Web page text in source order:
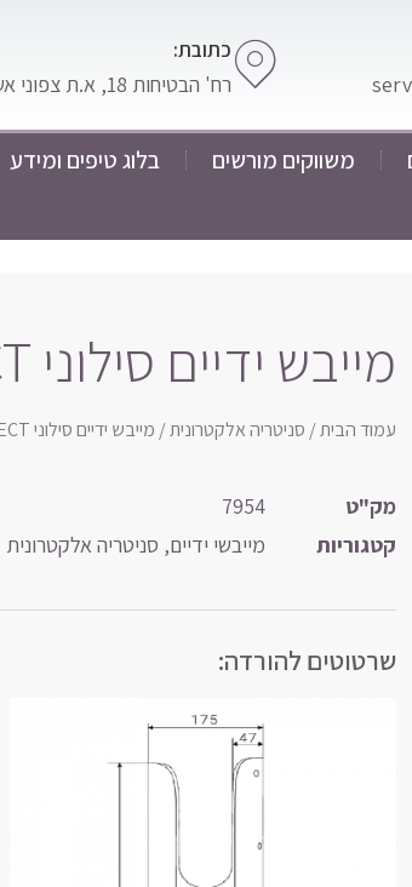
כתובת:
רח' הבטיחות 18, א.ת צפוני אשדוד
משווקים מורשים
בלוג טיפים ומידע
מייבש ידיים סילוני PERFECT לבן
עמוד הבית/ סניטריה אלקטרונית/ מייבש ידיים סילוני PERFECT לבן
מק"ט
7954
קטגוריות
מייבשי ידיים, סניטריה אלקטרונית
שרטוטים להורדה: